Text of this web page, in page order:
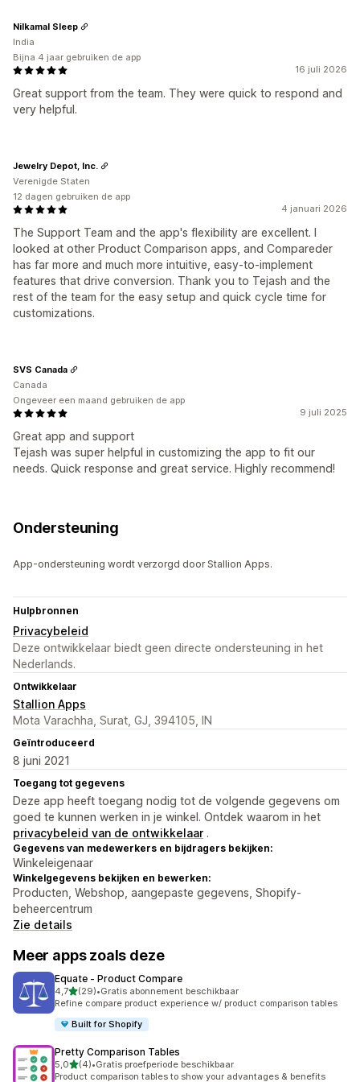
16 juli 2026
Great support from the team. They were quick to respond and
very helpful.
Nilkamal Sleep
India
Bijna 4 jaar gebruiken de app
4 januari 2026
The Support Team and the app's flexibility are excellent. I
looked at other Product Comparison apps, and Compareder
has far more and much more intuitive, easy-to-implement
features that drive conversion. Thank you to Tejash and the
rest of the team for the easy setup and quick cycle time for
customizations.
Jewelry Depot, Inc.
Verenigde Staten
12 dagen gebruiken de app
9 juli 2025
Great app and support
Tejash was super helpful in customizing the app to fit our
needs. Quick response and great service. Highly recommend!
SVS Canada
Canada
Ongeveer een maand gebruiken de app
Ondersteuning
App-ondersteuning wordt verzorgd door Stallion Apps.
Hulpbronnen
Privacybeleid
Deze ontwikkelaar biedt geen directe ondersteuning in het
Nederlands.
Ontwikkelaar
Stallion Apps
Mota Varachha, Surat, GJ, 394105, IN
Geïntroduceerd
8 juni 2021
Toegang tot gegevens
Deze app heeft toegang nodig tot de volgende gegevens om
goed te kunnen werken in je winkel. Ontdek waarom in het
privacybeleid van de ontwikkelaar .
Gegevens van medewerkers en bijdragers bekijken:
Winkeleigenaar
Winkelgegevens bekijken en bewerken:
Producten, Webshop, aangepaste gegevens, Shopify-
beheercentrum
Zie details
Meer apps zoals deze
Equate ‑ Product Compare
4,7van 5 sterren
(29)
29 recensies in totaal
•Gratis abonnement beschikbaar
Refine compare product experience w/ product comparison tables
Built for Shopify
Pretty Comparison Tables
5,0van 5 sterren
(4)
4 recensies in totaal
•Gratis proefperiode beschikbaar
Product comparison tables to show your advantages & benefits